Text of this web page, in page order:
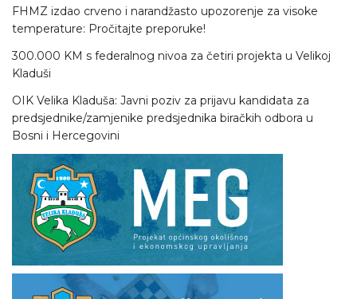
FHMZ izdao crveno i narandžasto upozorenje za visoke
temperature: Pročitajte preporuke!
300.000 KM s federalnog nivoa za četiri projekta u Velikoj
Kladuši
OIK Velika Kladuša: Javni poziv za prijavu kandidata za
predsjednike/zamjenike predsjednika biračkih odbora u
Bosni i Hercegovini